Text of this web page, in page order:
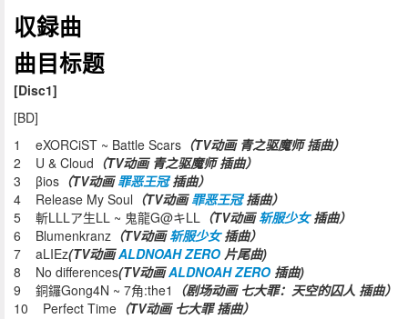
収録曲
曲目标题
[Disc1]
[BD]
1 eXORCiST ~ Battle Scars （TV动画 青之驱魔师 插曲）
2 U & Cloud （TV动画 青之驱魔师 插曲）
3 βios （TV动画罪恶王冠插曲）
4 Release My Soul （TV动画罪恶王冠插曲）
5 斬LLLア生LL ~ 鬼龍G@キLL （TV动画斩服少女插曲）
6 Blumenkranz （TV动画斩服少女插曲）
7 aLIEz(TV动画ALDNOAH ZERO 片尾曲)
8 No differences(TV动画ALDNOAH ZERO 插曲)
9 銅鑼Gong4N ~ 7角:the1
（剧场动画 七大罪：天空的囚人 插曲）
10 Perfect Time （TV动画 七大罪 插曲）